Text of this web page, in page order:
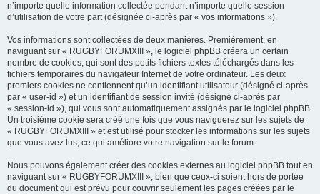
n’importe quelle information collectée pendant n’importe quelle session
d’utilisation de votre part (désignée ci-après par « vos informations »).
Vos informations sont collectées de deux manières. Premièrement, en
naviguant sur « RUGBYFORUMXIII », le logiciel phpBB créera un certain
nombre de cookies, qui sont des petits fichiers textes téléchargés dans les
fichiers temporaires du navigateur Internet de votre ordinateur. Les deux
premiers cookies ne contiennent qu’un identifiant utilisateur (désigné ci-après
par « user-id ») et un identifiant de session invité (désigné ci-après par
« session-id »), qui vous sont automatiquement assignés par le logiciel phpBB.
Un troisième cookie sera créé une fois que vous naviguerez sur les sujets de
« RUGBYFORUMXIII » et est utilisé pour stocker les informations sur les sujets
que vous avez lus, ce qui améliore votre navigation sur le forum.
Nous pouvons également créer des cookies externes au logiciel phpBB tout en
naviguant sur « RUGBYFORUMXIII », bien que ceux-ci soient hors de portée
du document qui est prévu pour couvrir seulement les pages créées par le